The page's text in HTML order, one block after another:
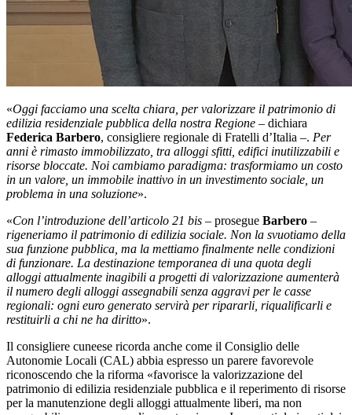
«Oggi facciamo una scelta chiara, per valorizzare il patrimonio di
edilizia residenziale pubblica della nostra Regione – dichiara
Federica Barbero, consigliere regionale di Fratelli d’Italia –. Per
anni è rimasto immobilizzato, tra alloggi sfitti, edifici inutilizzabili e
risorse bloccate. Noi cambiamo paradigma: trasformiamo un costo
in un valore, un immobile inattivo in un investimento sociale, un
problema in una soluzione».
«Con l’introduzione dell’articolo 21 bis – prosegue Barbero –
rigeneriamo il patrimonio di edilizia sociale. Non la svuotiamo della
sua funzione pubblica, ma la mettiamo finalmente nelle condizioni
di funzionare. La destinazione temporanea di una quota degli
alloggi attualmente inagibili a progetti di valorizzazione aumenterà
il numero degli alloggi assegnabili senza aggravi per le casse
regionali: ogni euro generato servirà per ripararli, riqualificarli e
restituirli a chi ne ha diritto».
Il consigliere cuneese ricorda anche come il Consiglio delle
Autonomie Locali (CAL) abbia espresso un parere favorevole
riconoscendo che la riforma «favorisce la valorizzazione del
patrimonio di edilizia residenziale pubblica e il reperimento di risorse
per la manutenzione degli alloggi attualmente liberi, ma non